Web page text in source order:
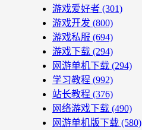
游戏爱好者 (301)
游戏开发 (800)
游戏私服 (694)
游戏下载 (294)
网游单机下载 (294)
学习教程 (992)
站长教程 (376)
网络游戏下载 (490)
网游单机版下载 (580)